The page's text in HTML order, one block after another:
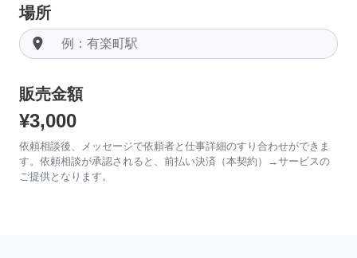
場所
room
販売金額
¥3,000
依頼相談後、メッセージで依頼者と仕事詳細のすり合わせができま
す。依頼相談が承認されると、前払い決済（本契約）→サービスの
ご提供となります。